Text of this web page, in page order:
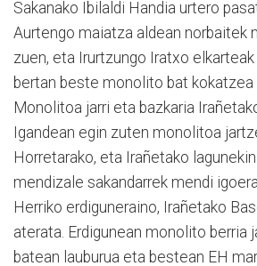
Sakanako Ibilaldi Handia urtero
Aurtengo maiatza aldean norbaitek
zuen, eta Irurtzungo Iratxo
bertan beste monolito bat kokatzea
Monolitoa jarri eta bazkaria
Igandean egin zuten monolitoa
Horretarako, eta Irañetako
mendizale sakandarrek mendi
Herriko erdiguneraino, Irañetako
aterata. Erdigunean monolito berria
batean lauburua eta bestean EH